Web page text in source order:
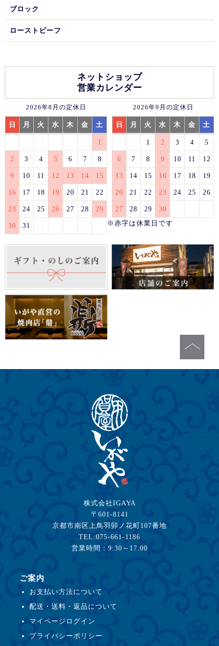
ブロック
ローストビーフ
ネットショップ
営業カレンダー
2026年8月の定休日
日 月 火 水 木 金 土
1
2 3 4 5 6 7 8
9 10 11 12 13 14 15
16 17 18 19 20 21 22
23 24 25 26 27 28 29
30 31
2026年9月の定休日
日 月 火 水 木 金 土
1 2 3 4 5
6 7 8 9 10 11 12
13 14 15 16 17 18 19
20 21 22 23 24 25 26
27 28 29
30
※赤字は休業日です
株式会社IGAYA
〒601-8141
京都市南区上鳥羽卯ノ花町107番地
TEL:075-661-1186
営業時間：9:30～17:00
ご案内
お支払い方法について
配送・送料・返品について
マイページログイン
プライバシーポリシー